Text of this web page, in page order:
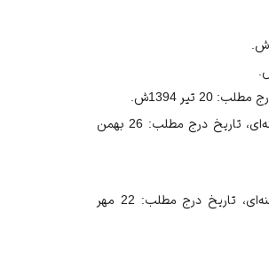
تیر 1394ش.
«بیانات در دیدار مداحان اهل‌بیت علیهم‌السلام»، وب‌سایت حفظ و نشر آثار حضرت آيت‌الله‌العظمی خامنه‌ای، تاریخ درج مطلب: 26 بهمن
«دیدار ائمه جمعه سراسر کشور با رهبر انقلاب»، وب‌سایت حفظ و نشر آثار حضرت آيت‌الله‌العظمی خامنه‌ای، تاریخ درج مطلب: 22 مهر